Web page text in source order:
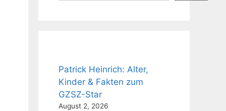
Patrick Heinrich: Alter,
Kinder & Fakten zum
GZSZ-Star
August 2, 2026